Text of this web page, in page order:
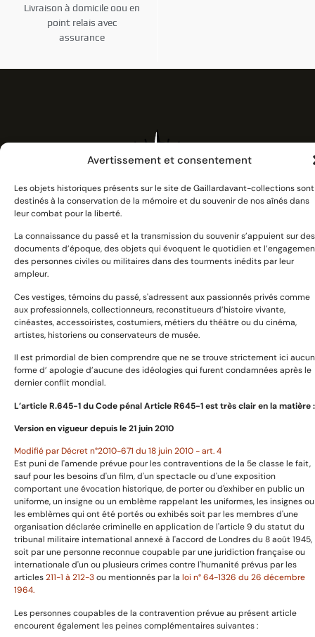
Avertissement et consentement
Les objets historiques présents sur le site de Gaillardavant-collections sont
destinés à la conservation de la mémoire et du souvenir de nos aînés dans
leur combat pour la liberté.
La connaissance du passé et la transmission du souvenir s’appuient sur des
documents d’époque, des objets qui évoquent le quotidien et
des personnes civiles ou militaires dans des tourments inédits par leur
ampleur.
Ces vestiges, témoins du passé, s'adressent aux passionnés privés comme
aux professionnels, collectionneurs, reconstitueurs d’histoire vivante,
cinéastes, accessoiristes, costumiers, métiers du théâtre ou du cinéma,
artistes, historiens ou conservateurs de musée.
Il est primordial de bien comprendre que ne se trouve strictement ici
forme d’ apologie d’aucune des idéologies qui furent condamnées après le
dernier conflit mondial.
L’article R.645­-1 du Code pénal Article R645-1 est très clair en la matière :
Version en vigueur depuis le 21 juin 2010
Modifié par Décret n°2010-671 du 18 juin 2010 - art. 4
Est puni de l'amende prévue pour les contraventions de la 5e classe le fait,
sauf pour les besoins d'un film, d'un spectacle ou d'une exposition
comportant une évocation historique, de porter ou d'exhiber en public un
uniforme, un insigne ou un emblème rappelant les uniformes, les insignes ou
les emblèmes qui ont été portés ou exhibés soit par les membres d'une
organisation déclarée criminelle en application de l'article 9 du statut du
tribunal militaire international annexé à l'accord de Londres du 8 août 1945,
soit par une personne reconnue coupable par une juridiction française ou
internationale d'un ou plusieurs crimes contre l'humanité prévus par les
articles211-1 à 212-3ou mentionnés par la loi n° 64-1326 du 26 décembre
1964.
Les personnes coupables de la contravention prévue au présent article
encourent également les peines complémentaires suivantes :
Livraison à domicile oou en
point relais avec
assurance
se souvenir et transmettre
Catégories
Uniformes
Harnachement
Décorations et médailles
Armes anciennes
Livres et images
Informations utiles